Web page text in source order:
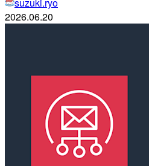
suzuki.ryo
2026.06.20